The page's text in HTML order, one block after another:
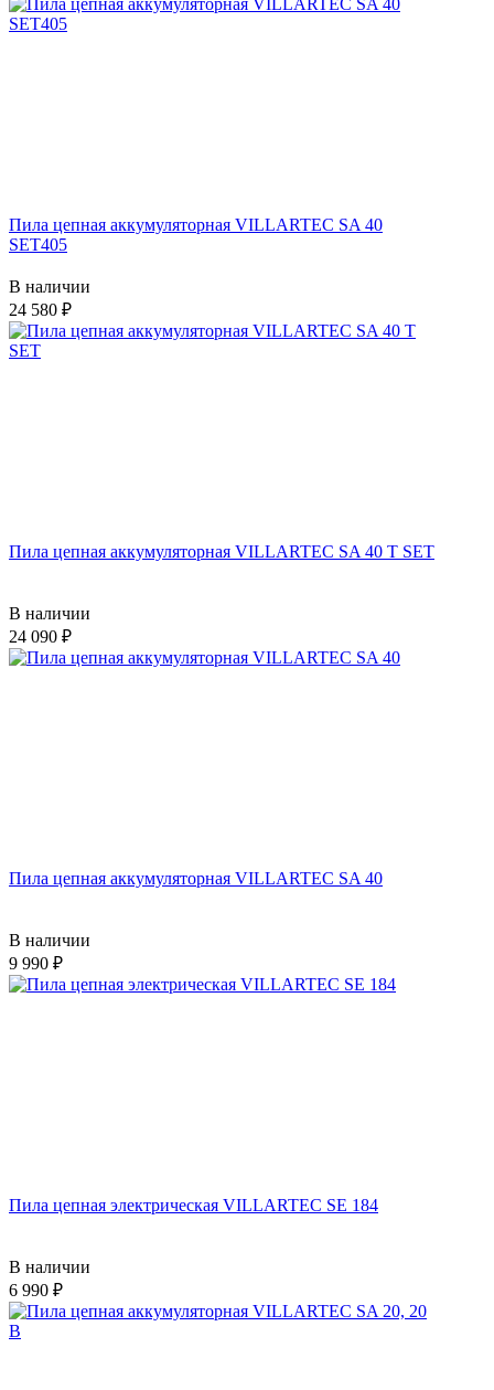
Пила цепная аккумуляторная VILLARTEC SA 40
SET405
В наличии
24 580
Пила цепная аккумуляторная VILLARTEC SA 40 T SET
В наличии
24 090
Пила цепная аккумуляторная VILLARTEC SA 40
В наличии
9 990
Пила цепная электрическая VILLARTEC SE 184
В наличии
6 990